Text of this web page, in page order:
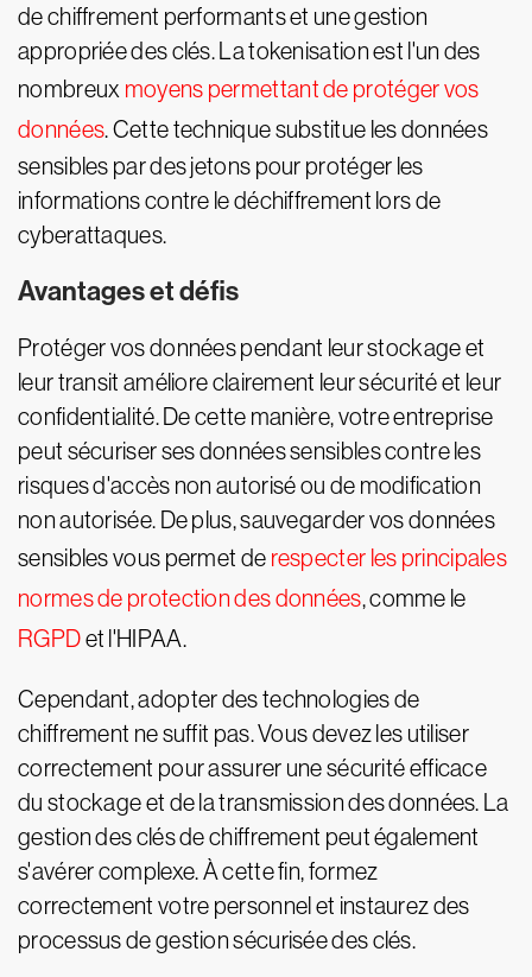
de chiffrement performants et une gestion
appropriée des clés. La tokenisation est l'un des
nombreux moyens permettant de protéger vos
données. Cette technique substitue les données
sensibles par des jetons pour protéger les
informations contre le déchiffrement lors de
cyberattaques.
Avantages et défis
Protéger vos données pendant leur stockage et
leur transit améliore clairement leur sécurité et leur
confidentialité. De cette manière, votre entreprise
peut sécuriser ses données sensibles contre les
risques d'accès non autorisé ou de modification
non autorisée. De plus, sauvegarder vos données
sensibles vous permet de respecter les principales
normes de protection des données, comme le
RGPDet l'HIPAA.
Cependant, adopter des technologies de
chiffrement ne suffit pas. Vous devez les utiliser
correctement pour assurer une sécurité efficace
du stockage et de la transmission des données. La
gestion des clés de chiffrement peut également
s'avérer complexe. À cette fin, formez
correctement votre personnel et instaurez des
processus de gestion sécurisée des clés.